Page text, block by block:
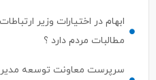
ابهام در اختیارات وزیر
مطالبات مردم دارد ؟
سرپرست معاونت توسعه